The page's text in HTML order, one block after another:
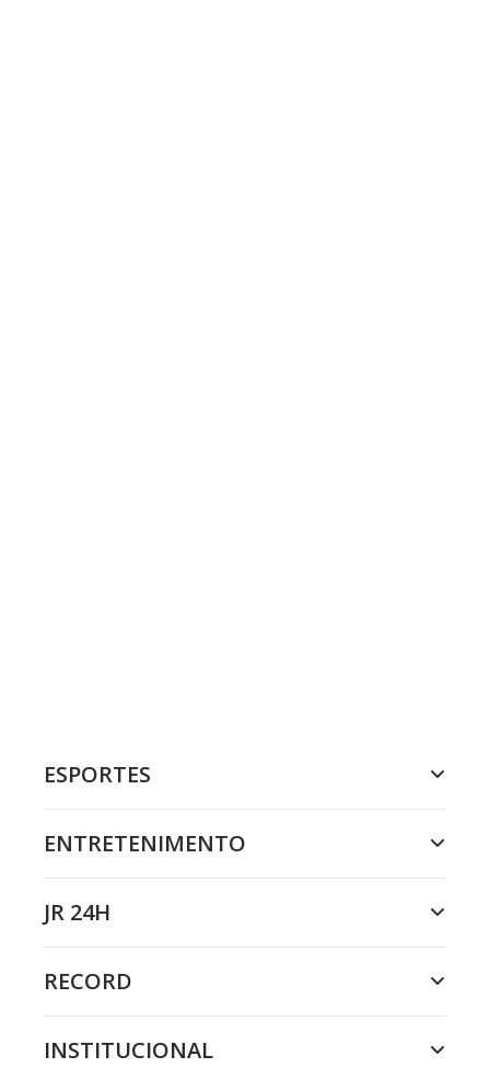
ESPORTES
ENTRETENIMENTO
JR 24H
RECORD
INSTITUCIONAL